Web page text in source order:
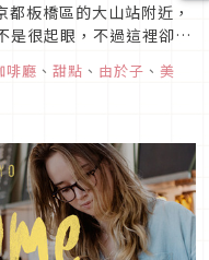
板橋區的大山站附近，
是很起眼，不過這裡卻擁
餅呢！
啡廳 、 甜點 、 由於子 、 美